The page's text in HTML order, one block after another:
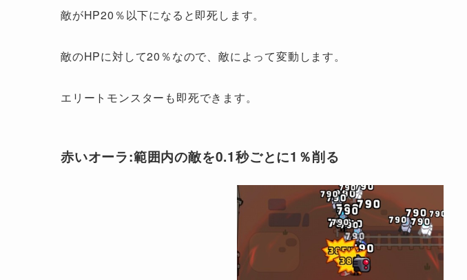
敵がHP20％以下になると即死します。
敵のHPに対して20％なので、敵によって変動します。
エリートモンスターも即死できます。
赤いオーラ:範囲内の敵を0.1秒ごとに1％削る